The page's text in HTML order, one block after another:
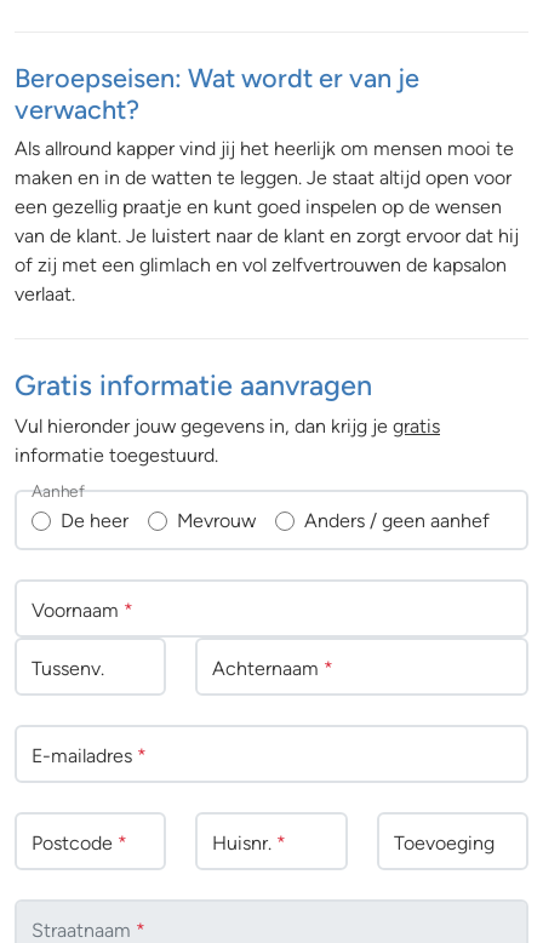
Beroepseisen: Wat wordt er van je
verwacht?
Als allround kapper vind jij het heerlijk om mensen mooi te
maken en in de watten te leggen. Je staat altijd open voor
een gezellig praatje en kunt goed inspelen op de wensen
van de klant. Je luistert naar de klant en zorgt ervoor dat hij
of zij met een glimlach en vol zelfvertrouwen de kapsalon
verlaat.
Gratis informatie aanvragen
Vul hieronder jouw gegevens in, dan krijg je gratis
informatie toegestuurd.
De heer Mevrouw Anders / geen aanhef
Aanhef
Voornaam *
Tussenv. Achternaam *
E-mailadres *
Postcode * Huisnr. * Toevoeging
Straatnaam *